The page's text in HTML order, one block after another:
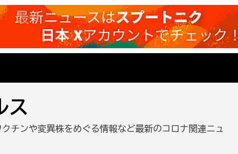
ス
チンや変異株をめぐる情報など最新のコロナ関連ニュ